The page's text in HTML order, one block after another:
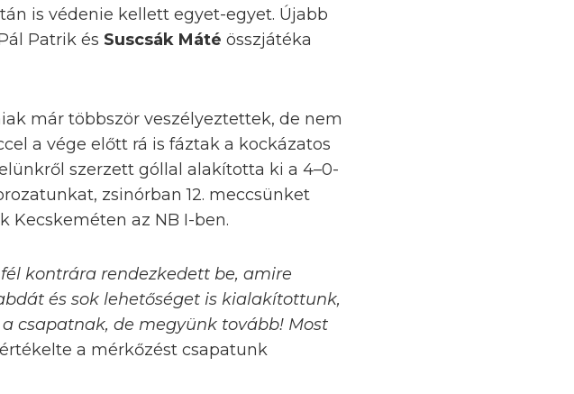
is védenie kellett egyet-egyet. Újabb
Patrik és Suscsák Máté összjátéka
már többször veszélyeztettek, de nem
a vége előtt rá is fáztak a kockázatos
szerzett góllal alakította ki a 4–0-
zsinórban 12. meccsünket
Kecskeméten az NB I-ben.
kontrára rendezkedett be, amire
és sok lehetőséget is kialakítottunk,
csapatnak, de megyünk tovább! Most
a mérkőzést csapatunk